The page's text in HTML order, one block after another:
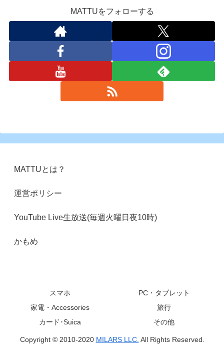
MATTUをフォローする
MATTUとは？
運営ポリシー
YouTube Live生放送(毎週火曜日夜10時)
かもめ
スマホ
PC・タブレット
家電・Accessories
旅行
カード･Suica
その他
Copyright © 2010-2020 MILARS LLC. All Rights Reserved.